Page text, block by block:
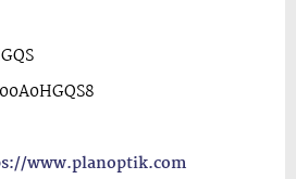
www.planoptik.com